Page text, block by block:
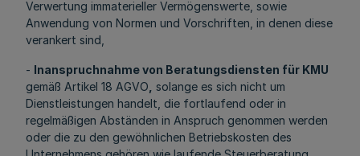
Verwertung immaterieller Vermögenswerte, sowie
Anwendung von Normen und Vorschriften, in denen diese
verankert sind,
- Inanspruchnahme von Beratungsdiensten für KMU
gemäß Artikel 18 AGVO solange es sich nicht um
Dienstleistungen handelt, die fortlaufend oder in
regelmäßigen Abständen in Anspruch genommen werden
oder die zu den gewöhnlichen Betriebskosten des